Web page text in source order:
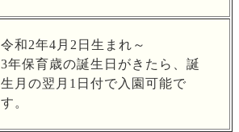
令和2年4月2日生まれ～
3年保育歳の誕生日がきたら、誕
生月の翌月1日付で入園可能で
す。